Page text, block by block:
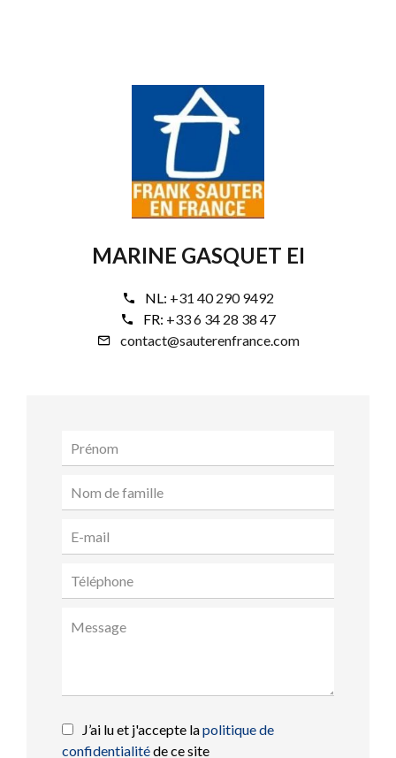
MARINE GASQUET EI
NL: +31 40 290 9492
FR: +33 6 34 28 38 47
contact@sauterenfrance.com
J’ai lu et j'accepte lapolitique de
confidentialitéde ce site